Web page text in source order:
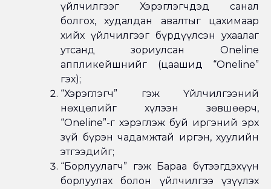
үйлчилгээг Хэрэглэгчдэд санал
болгох, худалдан авалтыг цахимаар
хийх үйлчилгээг бүрдүүлсэн ухаалаг
утсанд зориулсан Oneline
аппликейшнийг (цаашид “Oneline”
гэх);
“Хэрэглэгч” гэж Үйлчилгээний
нөхцөлийг хүлээн зөвшөөрч,
“Oneline”-г хэрэглэж буй иргэний эрх
зүй бүрэн чадамжтай иргэн, хуулийн
этгээдийг;
“Борлуулагч” гэж Бараа бүтээгдэхүүн
борлуулах болон үйлчилгээ үзүүлэх